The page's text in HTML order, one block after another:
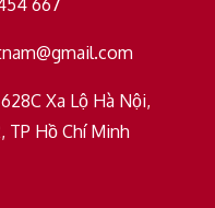
667
Xa Lộ Hà Nội,
TP Hồ Chí Minh